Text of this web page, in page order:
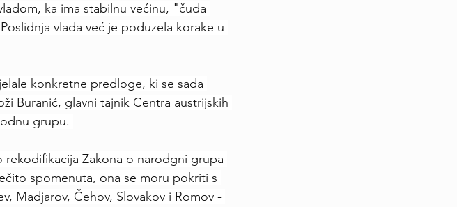
ka ima stabilnu većinu, "čuda
vlada već je poduzela korake u
konkretne predloge, ki se sada
Buranić, glavni tajnik Centra austrijskih
grupu.
rekodifikacija Zakona o narodgni grupa
spomenuta, ona se moru pokriti s
Madjarov, Čehov, Slovakov i Romov -